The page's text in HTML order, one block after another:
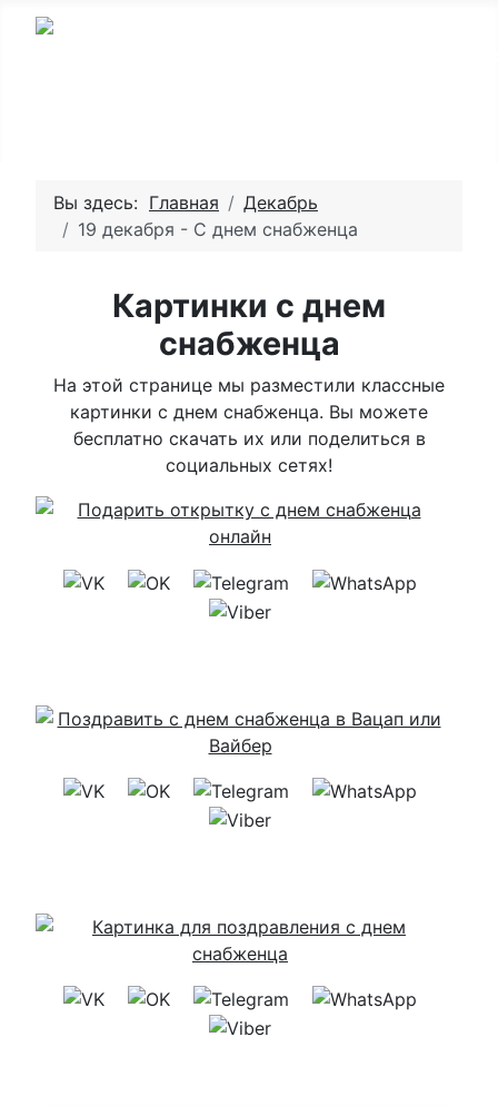
Вы здесь: Главная
Декабрь
19 декабря - С днем снабженца
Картинки с днем
снабженца
На этой странице мы разместили классные
картинки с днем снабженца. Вы можете
бесплатно скачать их или поделиться в
социальных сетях!